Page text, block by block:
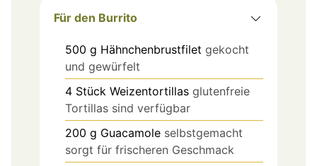
Für den Burrito
500 g Hähnchenbrustfilet gekocht
und gewürfelt
4 Stück Weizentortillas glutenfreie
Tortillas sind verfügbar
200 g Guacamole selbstgemacht
sorgt für frischeren Geschmack